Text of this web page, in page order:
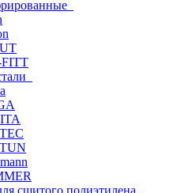
сшитого полиэтилена